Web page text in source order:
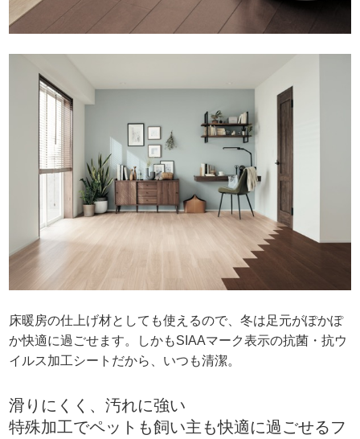
床暖房の仕上げ材としても使えるので、冬は足元がぽかぽ
か快適に過ごせます。しかもSIAAマーク表示の抗菌・抗ウ
イルス加工シートだから、いつも清潔。
滑りにくく、汚れに強い
特殊加工でペットも飼い主も快適に過ごせるフ